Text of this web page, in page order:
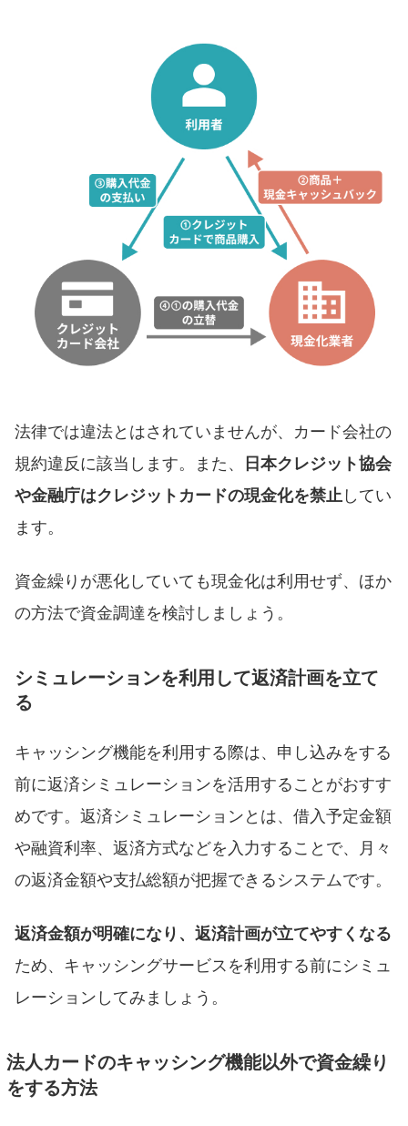
法律では違法とはされていませんが、カード会社の
規約違反に該当します。また、 日本クレジット協会
や金融庁はクレジットカードの現金化を禁止してい
ます。
資金繰りが悪化していても現金化は利用せず、ほか
の方法で資金調達を検討しましょう。
シミュレーションを利用して返済計画を立て
る
キャッシング機能を利用する際は、申し込みをする
前に返済シミュレーションを活用することがおすす
めです。返済シミュレーションとは、借入予定金額
や融資利率、返済方式などを入力することで、月々
の返済金額や支払総額が把握できるシステムです。
返済金額が明確になり、返済計画が立てやすくなる
ため、キャッシングサービスを利用する前にシミュ
レーションしてみましょう。
法人カードのキャッシング機能以外で資金繰り
をする方法